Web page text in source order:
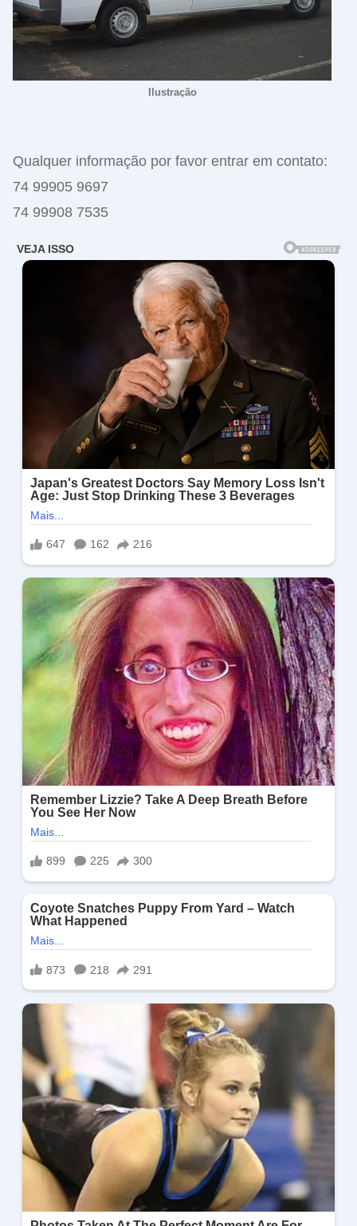
Ilustração
Qualquer informação por favor entrar em contato:
74 99905 9697
74 99908 7535